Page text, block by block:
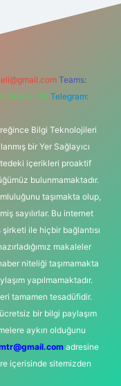
Teams:
606 0 726 Telegram:
Bilgi Teknolojileri
bir Yer Sağlayıcı
içerikleri proaktif
bulunmamaktadır.
taşımakta olup,
sayılırlar. Bu internet
ile hiçbir bağlantısı
makaleler
niteliği taşımamakta
yapılmamaktadır.
tamamen tesadüfidir.
bir bilgi paylaşım
aykırı olduğunu
adresine
içerisinde sitemizden